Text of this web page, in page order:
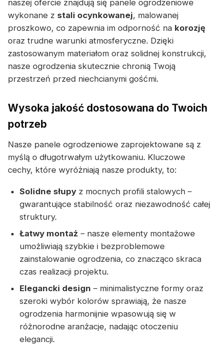
naszej ofercie znajdują się panele ogrodzeniowe
wykonane z stali ocynkowanej, malowanej
proszkowo, co zapewnia im odporność na korozję
oraz trudne warunki atmosferyczne. Dzięki
zastosowanym materiałom oraz solidnej konstrukcji,
nasze ogrodzenia skutecznie chronią Twoją
przestrzeń przed niechcianymi gośćmi.
Wysoka jakość dostosowana do Twoich
potrzeb
Nasze panele ogrodzeniowe zaprojektowane są z
myślą o długotrwałym użytkowaniu. Kluczowe
cechy, które wyróżniają nasze produkty, to:
Solidne słupy z mocnych profili stalowych –
gwarantujące stabilność oraz niezawodność całej
struktury.
Łatwy montaż – nasze elementy montażowe
umożliwiają szybkie i bezproblemowe
zainstalowanie ogrodzenia, co znacząco skraca
czas realizacji projektu.
Elegancki design – minimalistyczne formy oraz
szeroki wybór kolorów sprawiają, że nasze
ogrodzenia harmonijnie wpasowują się w
różnorodne aranżacje, nadając otoczeniu
elegancji.